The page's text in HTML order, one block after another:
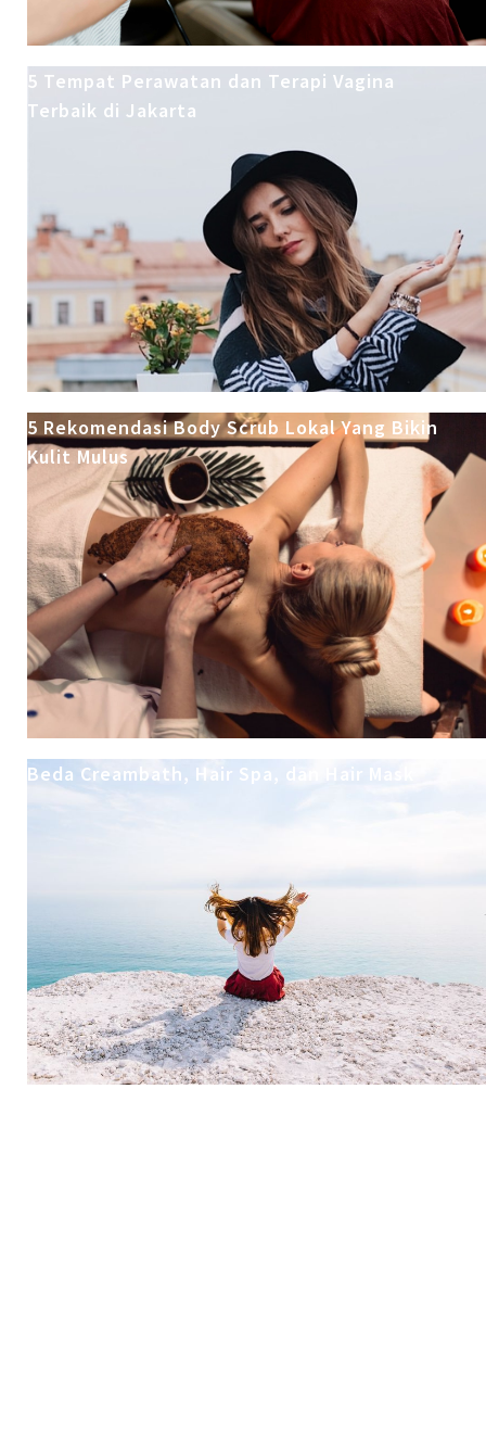
5 Tempat Perawatan dan Terapi Vagina
Terbaik di Jakarta
5 Rekomendasi Body Scrub Lokal Yang Bikin
Kulit Mulus
Beda Creambath, Hair Spa, dan Hair Mask